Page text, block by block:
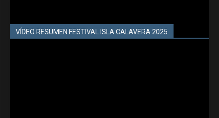
VÍDEO RESUMEN FESTIVAL ISLA CALAVERA 2025